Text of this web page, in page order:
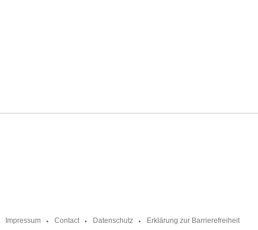
Impressum Contact Datenschutz Erklärung zur Barrierefreiheit